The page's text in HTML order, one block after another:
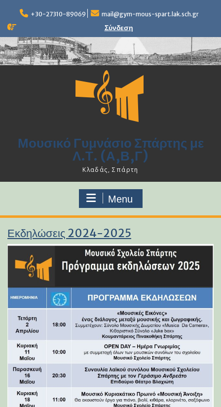
content
+30-27310-89069 mail@gym-mous-spart.lak.sch.gr
Σύνδεση
Μουσικό Γυμνάσιο Σπάρτης με
Λ.Τ. (Α,Β,Γ)
Κλαδάς, Σπάρτη
Menu
Εκδηλώσεις 2024-2025